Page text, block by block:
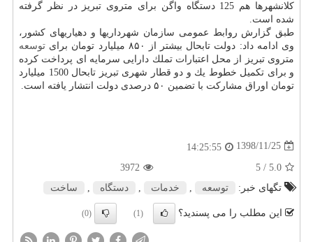
كلانشهرها هم 125 دستگاه واگن برای متروی تبریز در نظر گرفته
شده است.
طبق گزارش روابط عمومی سازمان شهرداریها و دهیاریهای كشور،
وی ادامه داد: دولت تابحال بیشتر از ۸۵۰ میلیارد تومان برای
توسعه
متروی تبریز از محل اعتبارات تملك دارایی سرمایه ای پرداخت كرده
و برای تكمیل خطوط یك و دو قطار شهری تبریز تابحال 1500 میلیارد
تومان اوراق مشاركت با تضمین ۵۰ درصدی دولت انتشار یافته است.
1398/11/25
14:25:55
5.0
/ 5
3972
تگهای خبر:
توسعه خدمات دستگاه ساخت
این مطلب را می پسندید؟ (1)
(0)